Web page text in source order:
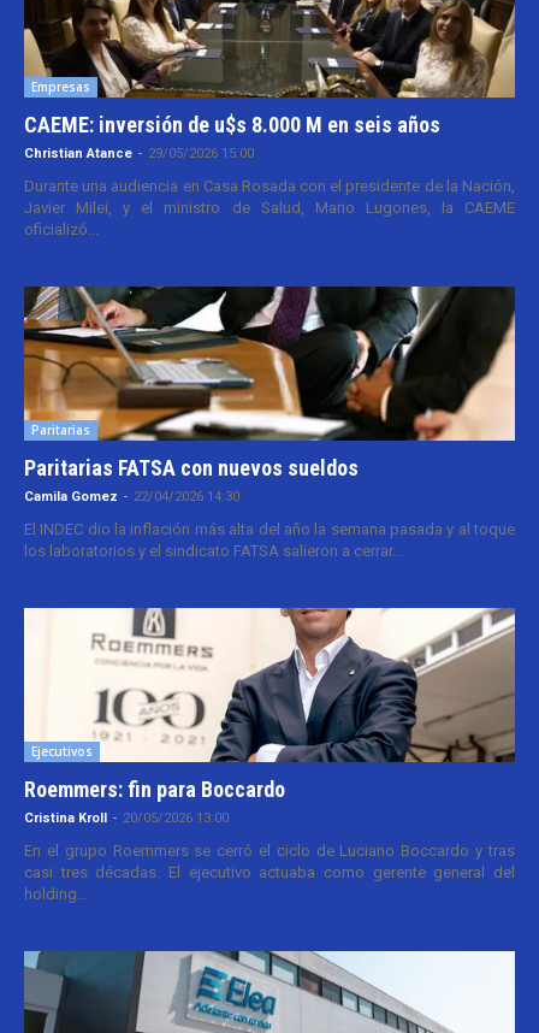
Empresas
CAEME: inversión de u$s 8.000 M en seis años
Christian Atance - 29/05/2026 15:00
Durante una audiencia en Casa Rosada con el presidente de la Nación,
Javier Milei, y el ministro de Salud, Mario Lugones, la CAEME
oficializó...
Paritarias
Paritarias FATSA con nuevos sueldos
Camila Gomez - 22/04/2026 14:30
El INDEC dio la inflación más alta del año la semana pasada y al toque
los laboratorios y el sindicato FATSA salieron a cerrar...
Ejecutivos
Roemmers: fin para Boccardo
Cristina Kroll - 20/05/2026 13:00
En el grupo Roemmers se cerró el ciclo de Luciano Boccardo y tras
casi tres décadas. El ejecutivo actuaba como gerente general del
holding...